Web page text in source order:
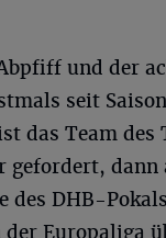
und der
seit
das Team
gefordert,
des DHB-
Europaliga